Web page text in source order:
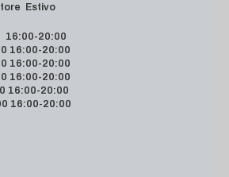
Store Estivo
20:00
16:00-20:00
16:00-20:00
16:00-20:00
16:00-20:00
16:00-20:00